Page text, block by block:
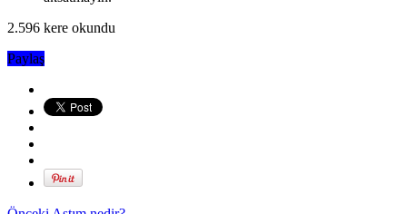
2.596 kere okundu
Paylaş